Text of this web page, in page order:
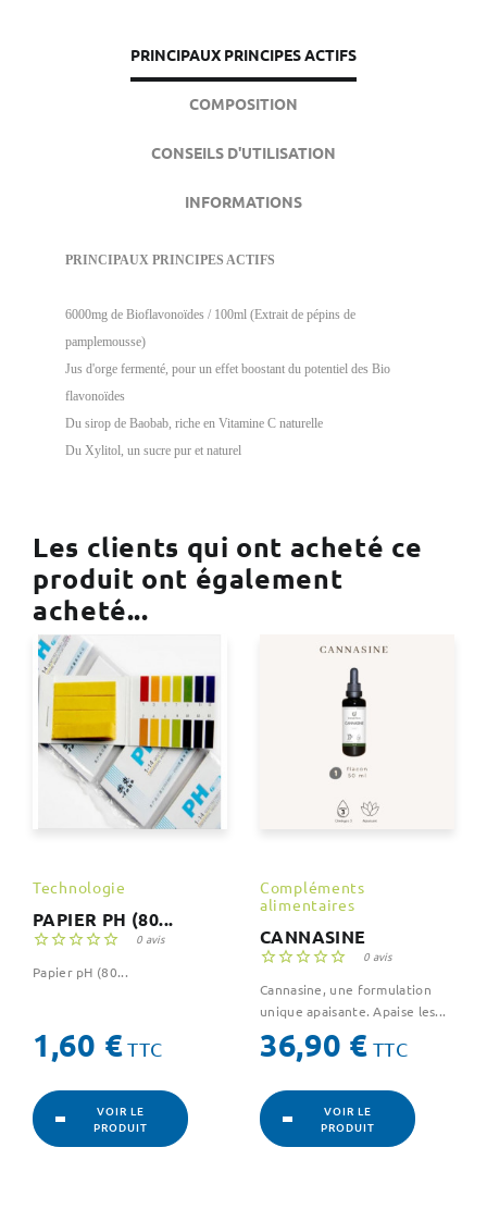
PRINCIPAUX PRINCIPES ACTIFS
COMPOSITION
CONSEILS D'UTILISATION
INFORMATIONS
PRINCIPAUX PRINCIPES ACTIFS
6000mg de Bioflavonoïdes / 100ml (Extrait de pépins de
pamplemousse)
Jus d'orge fermenté, pour un effet boostant du potentiel des Bio
flavonoïdes
Du sirop de Baobab, riche en Vitamine C naturelle
Du Xylitol, un sucre pur et naturel
Les clients qui ont acheté ce
produit ont également
acheté...
Technologie
PAPIER PH (80...
 0 avis
Papier pH (80...
Prix
1,60 € TTC
VOIR LE
PRODUIT
Compléments
alimentaires
CANNASINE
 0 avis
Cannasine, une formulation
unique apaisante. Apaise les...
Prix
36,90 € TTC
VOIR LE
PRODUIT